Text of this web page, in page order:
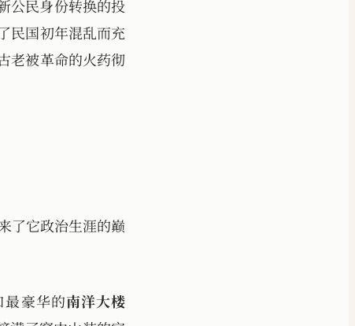
公民身份转换的投
民国初年混乱而充
老被革命的火药彻
了它政治生涯的巅
豪华的南洋大楼